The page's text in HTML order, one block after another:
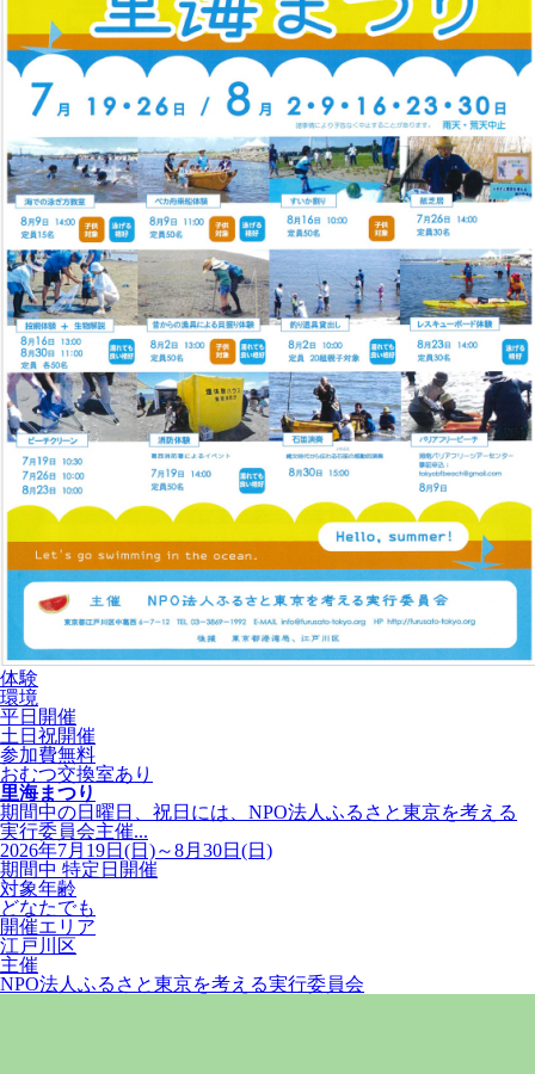
体験
環境
平日開催
土日祝開催
参加費無料
おむつ交換室あり
里海まつり
期間中の日曜日、祝日には、NPO法人ふるさと東京を考える
実行委員会主催...
2026年7月19日(日)～8月30日(日)
期間中 特定日開催
対象年齢
どなたでも
開催エリア
江戸川区
主催
NPO法人ふるさと東京を考える実行委員会